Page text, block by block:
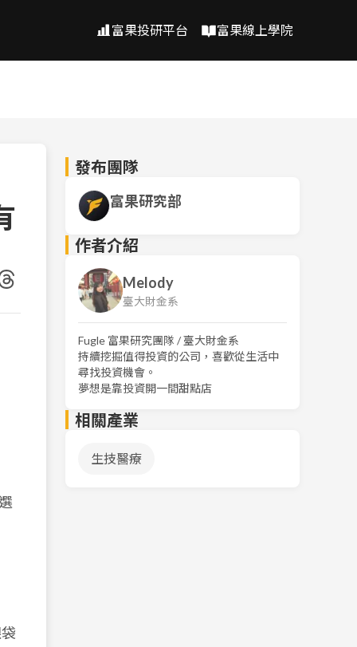
富果投研平台 富果線上學院
發布團隊
富果研究部
作者介紹
Melody
臺大財金系
Fugle 富果研究團隊 / 臺大財金系
持續挖掘值得投資的公司，喜歡從生活中
尋找投資機會。
夢想是靠投資開一間甜點店
相關產業
生技醫療